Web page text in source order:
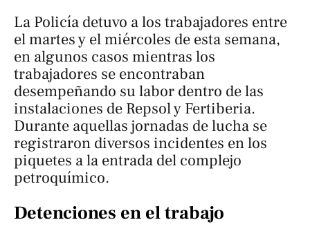
La Policía detuvo a los trabajadores entre
el martes y el miércoles de esta semana,
en algunos casos mientras los
trabajadores se encontraban
desempeñando su labor dentro de las
instalaciones de Repsol y Fertiberia.
Durante aquellas jornadas de lucha se
registraron diversos incidentes en los
piquetes a la entrada del complejo
petroquímico.
Detenciones en el trabajo